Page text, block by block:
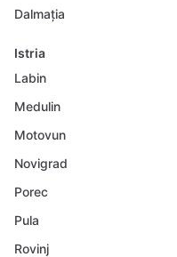
Dalmația
Istria
Labin
Medulin
Motovun
Novigrad
Porec
Pula
Rovinj